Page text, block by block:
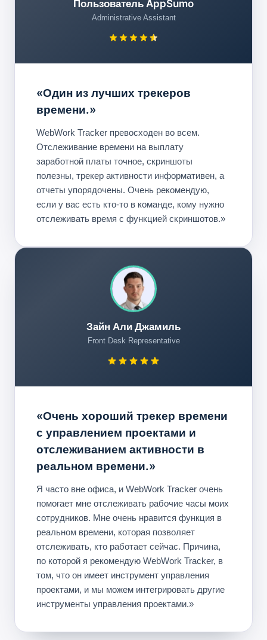
Пользователь AppSumo
Administrative Assistant
«Один из лучших трекеров
времени.»
WebWork Tracker превосходен во всем.
Отслеживание времени на выплату
заработной платы точное, скриншоты
полезны, трекер активности информативен, а
отчеты упорядочены. Очень рекомендую,
если у вас есть кто-то в команде, кому нужно
отслеживать время с функцией скриншотов.»
Зайн Али Джамиль
Front Desk Representative
«Очень хороший трекер времени
с управлением проектами и
отслеживанием активности в
реальном времени.»
Я часто вне офиса, и WebWork Tracker очень
помогает мне отслеживать рабочие часы моих
сотрудников. Мне очень нравится функция в
реальном времени, которая позволяет
отслеживать, кто работает сейчас. Причина,
по которой я рекомендую WebWork Tracker, в
том, что он имеет инструмент управления
проектами, и мы можем интегрировать другие
инструменты управления проектами.»